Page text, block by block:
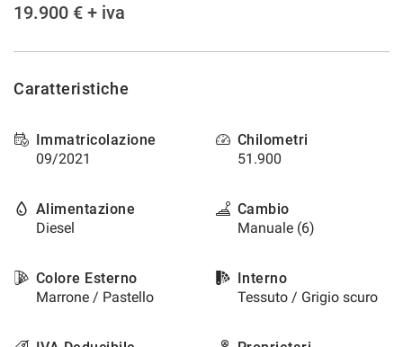
19.900 € + iva
Caratteristiche
Immatricolazione
09/2021
Chilometri
51.900
Alimentazione
Diesel
Cambio
Manuale (6)
Colore Esterno
Marrone / Pastello
Interno
Tessuto / Grigio scuro